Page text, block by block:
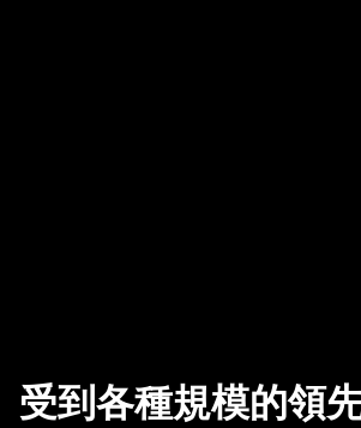
受到各種規模的領